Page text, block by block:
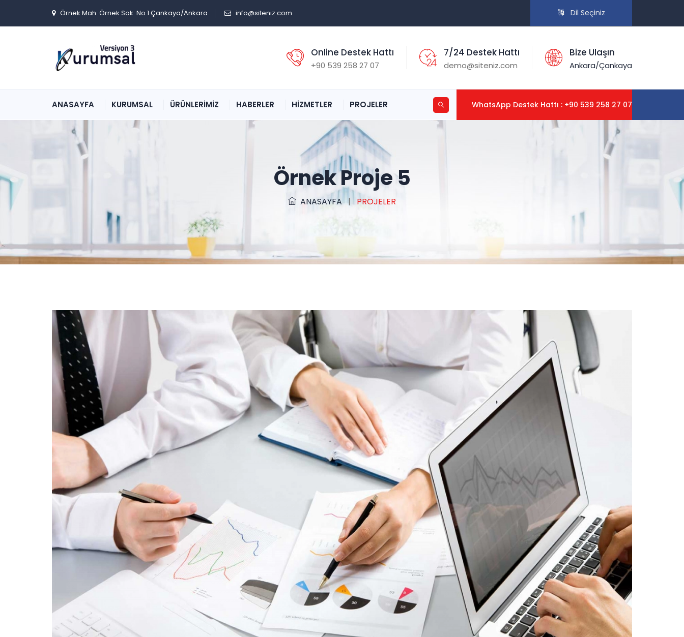
Örnek Mah. Örnek Sok. No.1 Çankaya/Ankara info@siteniz.com Dil Seçiniz
Online Destek Hattı
+90 539 258 27 07
7/24 Destek Hattı
demo@siteniz.com
Bize Ulaşın
Ankara/Çankaya
WhatsApp Destek Hattı : +90 539 258 27 07
ANASAYFA KURUMSAL ÜRÜNLERİMİZ HABERLER HİZMETLER PROJELER
Örnek Proje 5
ANASAYFA | PROJELER